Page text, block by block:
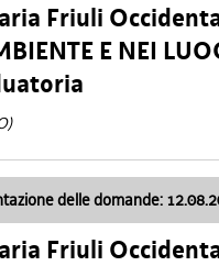
Friuli
E NEI
delle domande:
Friuli